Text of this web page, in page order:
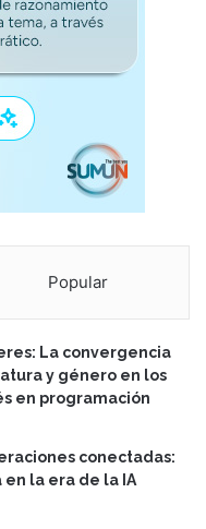
Popular
La convergencia
y género en los
en programación
conectadas:
la era de la IA